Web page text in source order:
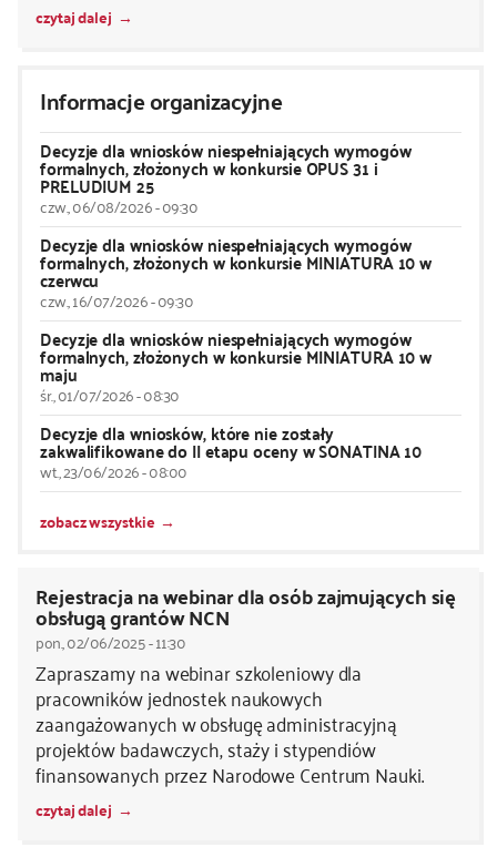
czytaj dalej
Informacje organizacyjne
Decyzje dla wniosków niespełniających wymogów
formalnych, złożonych w konkursie OPUS 31 i
PRELUDIUM 25
czw., 06/08/2026 - 09:30
Decyzje dla wniosków niespełniających wymogów
formalnych, złożonych w konkursie MINIATURA 10 w
czerwcu
czw., 16/07/2026 - 09:30
Decyzje dla wniosków niespełniających wymogów
formalnych, złożonych w konkursie MINIATURA 10 w
maju
śr., 01/07/2026 - 08:30
Decyzje dla wniosków, które nie zostały
zakwalifikowane do II etapu oceny w SONATINA 10
wt., 23/06/2026 - 08:00
zobacz wszystkie
Rejestracja na webinar dla osób zajmujących się
obsługą grantów NCN
pon., 02/06/2025 - 11:30
Zapraszamy na webinar szkoleniowy dla
pracowników jednostek naukowych
zaangażowanych w obsługę administracyjną
projektów badawczych, staży i stypendiów
finansowanych przez Narodowe Centrum Nauki.
czytaj dalej